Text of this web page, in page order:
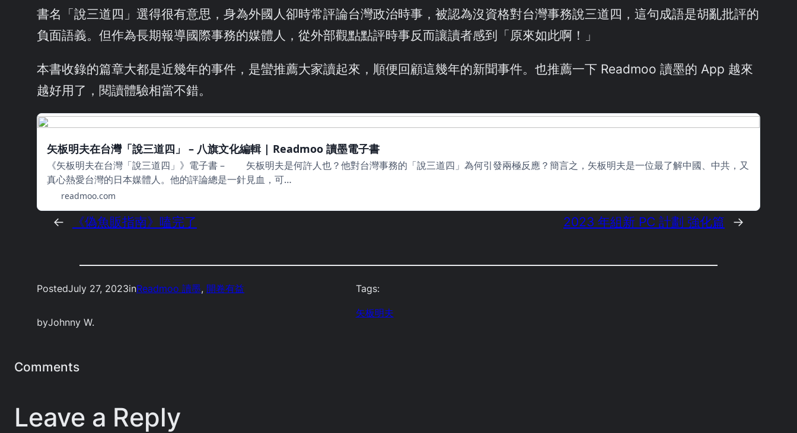
書名「說三道四」選得很有意思，身為外國人卻時常評論台灣政治時事，被認為沒資格對台灣事務說三道四，這句成語是胡亂批評的
負面語義。但作為長期報導國際事務的媒體人，從外部觀點點評時事反而讓讀者感到「原來如此啊！」
本書收錄的篇章大都是近幾年的事件，是蠻推薦大家讀起來，順便回顧這幾年的新聞事件。也推薦一下 Readmoo 讀墨的 App 越來
越好用了，閱讀體驗相當不錯。
矢板明夫在台灣「說三道四」 – 八旗文化編輯 | Readmoo 讀墨電子書
《矢板明夫在台灣「說三道四」》電子書 – 矢板明夫是何許人也？他對台灣事務的「說三道四」為何引發兩極反應？簡言之，矢板明夫是一位最了解中國、中共，又
真心熱愛台灣的日本媒體人。他的評論總是一針見血，可…
readmoo.com
← 《偽魚販指南》嗑完了 2023 年組新 PC 計劃 強化篇 →
PostedJuly 27, 2023inReadmoo 讀墨, 開卷有益
byJohnny W.
Tags:
矢板明夫
Comments
Leave a Reply